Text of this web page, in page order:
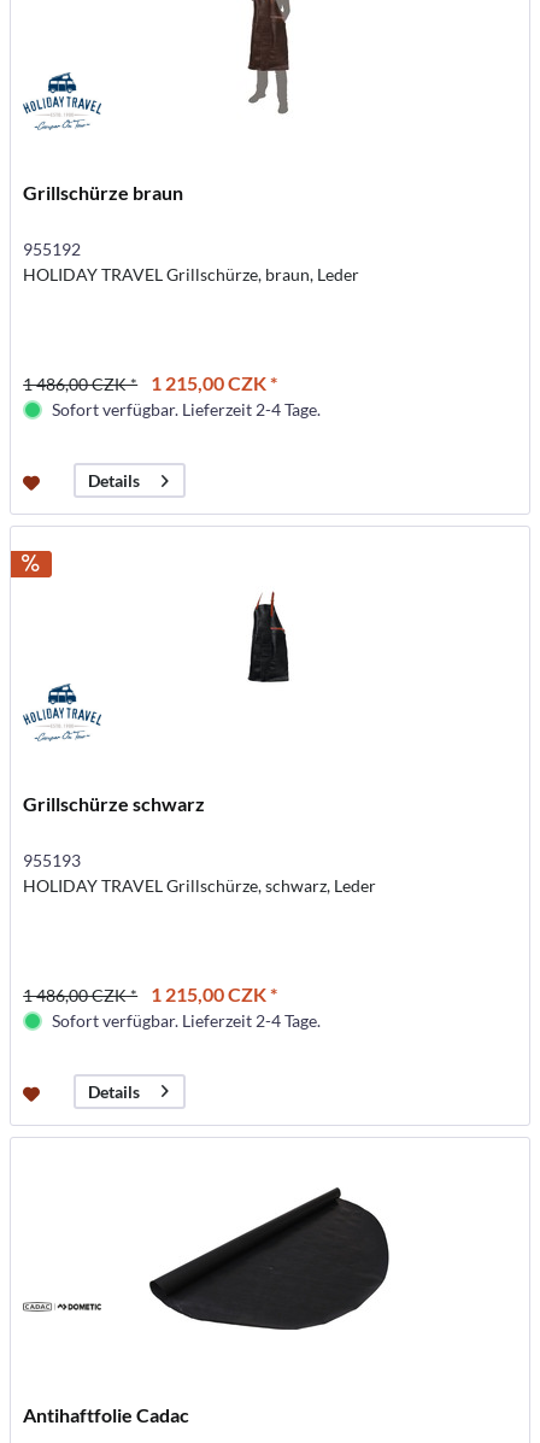
Grillschürze braun
955192
HOLIDAY TRAVEL Grillschürze, braun, Leder
1 486,00 CZK * 1 215,00 CZK *
Sofort verfügbar. Lieferzeit 2-4 Tage.
Details
Grillschürze schwarz
955193
HOLIDAY TRAVEL Grillschürze, schwarz, Leder
1 486,00 CZK * 1 215,00 CZK *
Sofort verfügbar. Lieferzeit 2-4 Tage.
Details
Antihaftfolie Cadac